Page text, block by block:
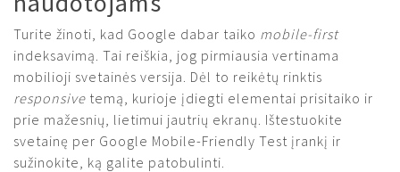
Turite žinoti, kad Google dabar taiko mobile-first
indeksavimą. Tai reiškia, jog pirmiausia vertinama
mobilioji svetainės versija. Dėl to reikėtų rinktis
responsive temą, kurioje įdiegti elementai prisitaiko ir
prie mažesnių, lietimui jautrių ekranų. Ištestuokite
svetainę per Google Mobile-Friendly Test įrankį ir
sužinokite, ką galite patobulinti.